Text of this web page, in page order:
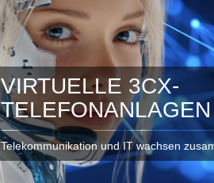
VIRTUELLE 3CX-
TELEFONANLAGEN
Telekommunikation und IT wachsen